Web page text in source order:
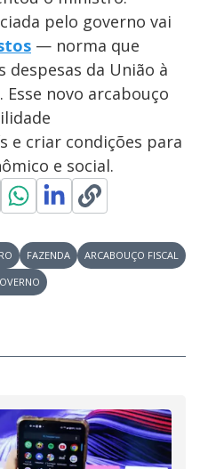
pelo governo vai
— norma que
da União à
novo arcabouço
e criar condições para
e social.
FAZENDA
ARCABOUÇO FISCAL